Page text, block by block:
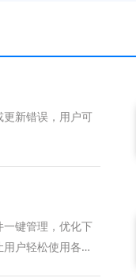
新错误，用户可
键管理，优化下
户轻松使用各种